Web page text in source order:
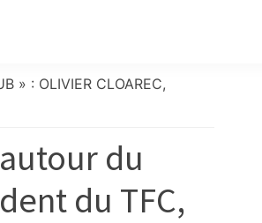
» : OLIVIER CLOAREC,
du
du TFC,